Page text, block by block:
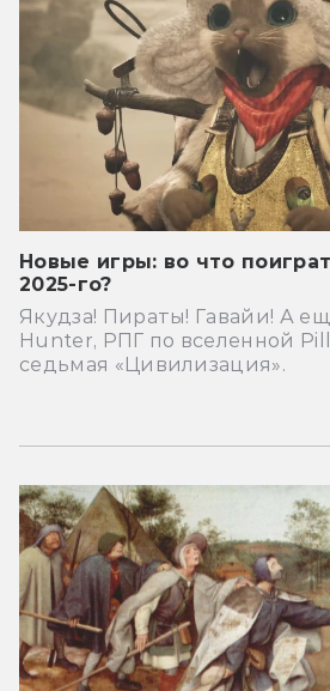
Новые игры: во что
2025-го?
Якудза! Пираты! Гавайи! А
Hunter, РПГ по вселенной
седьмая «Цивилизация».